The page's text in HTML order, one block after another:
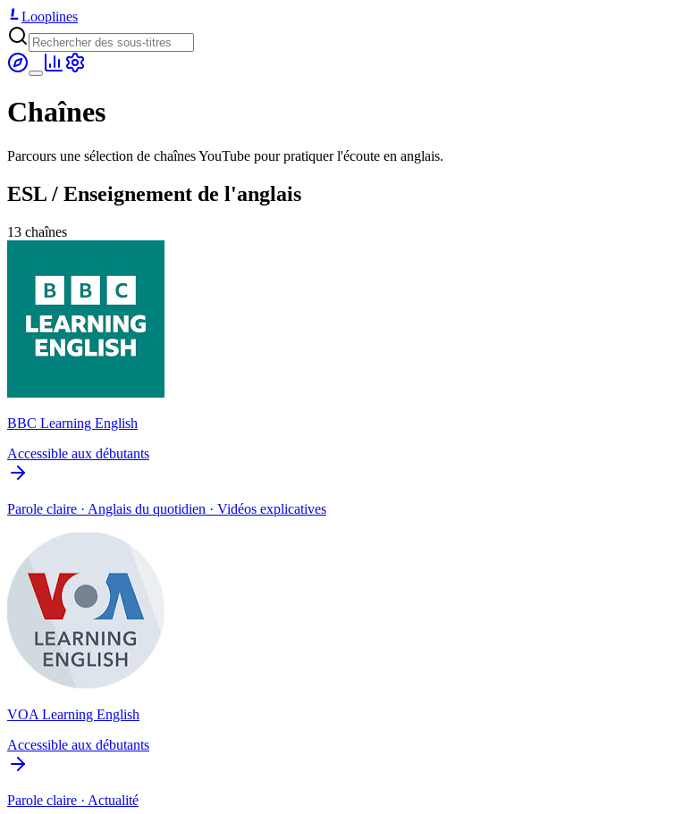
Looplines
Chaînes
Parcours une sélection de chaînes YouTube pour pratiquer l'écoute en anglais.
ESL / Enseignement de l'anglais
13 chaînes
BBC Learning English
Accessible aux débutants
Parole claire · Anglais du quotidien · Vidéos explicatives
VOA Learning English
Accessible aux débutants
Parole claire · Actualité